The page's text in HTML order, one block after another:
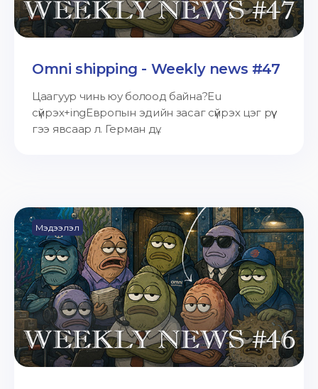
Omni shipping - Weekly news #47
Цаагуур чинь юу болоод байна?Eu
сүйрэх+ingЕвропын эдийн засаг сүйрэх цэг рүү
гээ явсаар л. Герман дү...
Мэдээлэл